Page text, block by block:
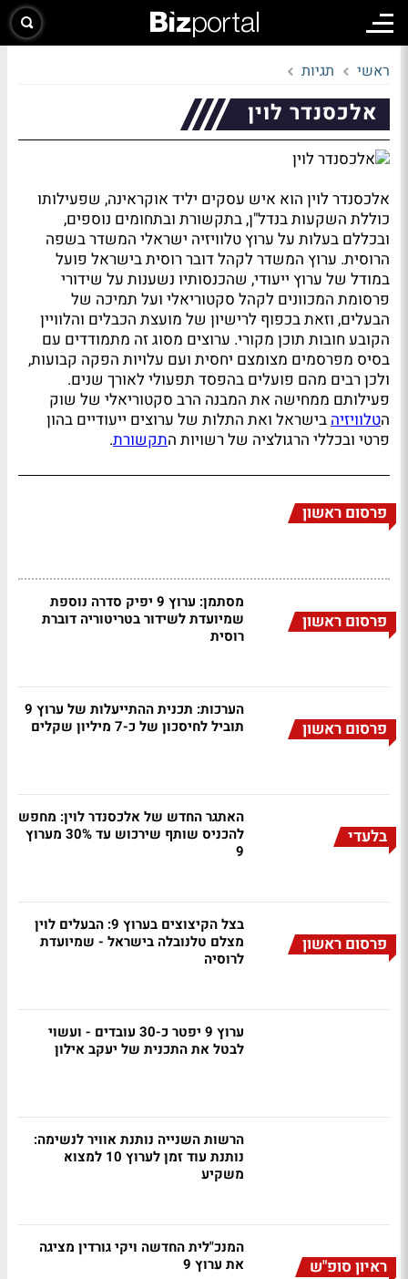
ראשי תגיות
אלכסנדר לוין
אלכסנדר לוין הוא איש עסקים יליד אוקראינה, שפעילותו
כוללת השקעות בנדל"ן, בתקשורת ובתחומים נוספים,
ובכללם בעלות על ערוץ טלוויזיה ישראלי המשדר בשפה
הרוסית. ערוץ המשדר לקהל דובר רוסית בישראל פועל
במודל של ערוץ ייעודי, שהכנסותיו נשענות על שידורי
פרסומת המכוונים לקהל סקטוריאלי ועל תמיכה של
הבעלים, וזאת בכפוף לרישיון של מועצת הכבלים והלוויין
הקובע חובות תוכן מקורי. ערוצים מסוג זה מתמודדים עם
בסיס מפרסמים מצומצם יחסית ועם עלויות הפקה קבועות,
ולכן רבים מהם פועלים בהפסד תפעולי לאורך שנים.
פעילותם ממחישה את המבנה הרב סקטוריאלי של שוק
הטלוויזיהבישראל ואת התלות של ערוצים ייעודיים בהון
פרטי ובכללי הרגולציה של רשויות התקשורת.
פרסום ראשון
פרסום ראשון
מסתמן: ערוץ 9 יפיק סדרה נוספת
שמיועדת לשידור בטריטוריה דוברת
רוסית
פרסום ראשון
הערכות: תכנית ההתייעלות של ערוץ 9
תוביל לחיסכון של כ-7 מיליון שקלים
בלעדי
האתגר החדש של אלכסנדר לוין: מחפש
להכניס שותף שירכוש עד 30% מערוץ
9
פרסום ראשון
בצל הקיצוצים בערוץ 9: הבעלים לוין
מצלם טלנובלה בישראל - שמיועדת
לרוסיה
ערוץ 9 יפטר כ-30 עובדים - ועשוי
לבטל את התכנית של יעקב אילון
הרשות השנייה נותנת אוויר לנשימה:
נותנת עוד זמן לערוץ 10 למצוא
משקיע
ראיון סופ"ש
המנכ"לית החדשה ויקי גורדין מציגה
את ערוץ 9